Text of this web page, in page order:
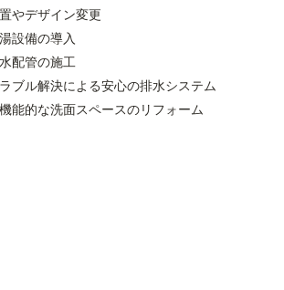
やデザイン変更
設備の導入
配管の施工
ブル解決による安心の排水システム
能的な洗面スペースのリフォーム